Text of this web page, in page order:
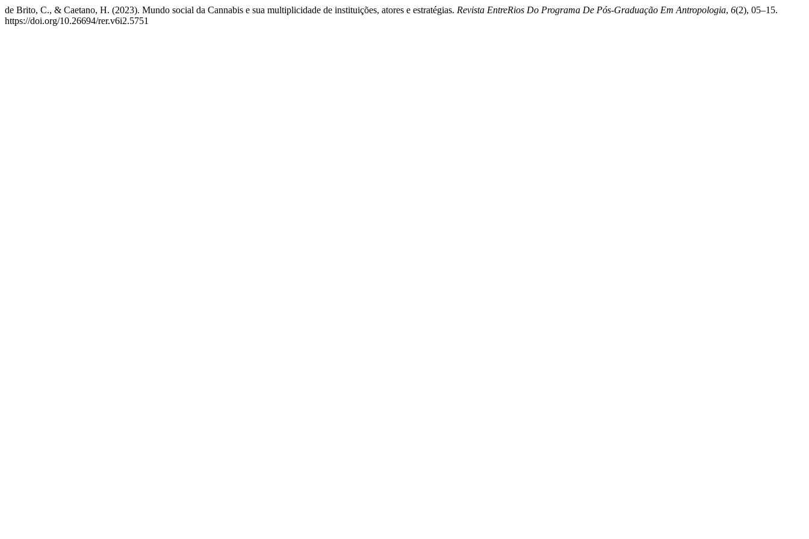
de Brito, C., & Caetano, H. (2023). Mundo social da Cannabis e sua multiplicidade de instituições, atores e estratégias. Revista EntreRios Do Programa De Pós-Graduação Em Antropologia, 6(2), 05–15.
https://doi.org/10.26694/rer.v6i2.5751